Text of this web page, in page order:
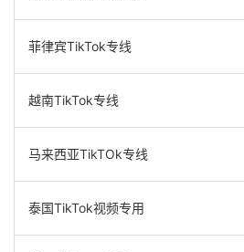
菲律宾TikTok专线
越南TikTok专线
马来西亚TikTOk专线
泰国TikTok视频专用